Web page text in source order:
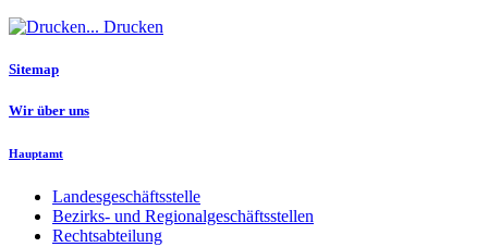
Drucken
Sitemap
Wir über uns
Hauptamt
Landesgeschäftsstelle
Bezirks- und Regionalgeschäftsstellen
Rechtsabteilung